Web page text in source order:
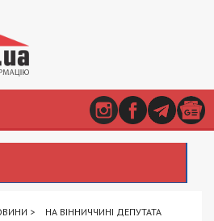
>
НА ВІННИЧЧИНІ ДЕПУТАТА